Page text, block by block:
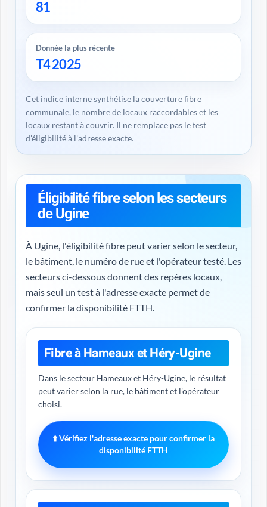
81
Donnée la plus récente
T4 2025
Cet indice interne synthétise la couverture fibre
communale, le nombre de locaux raccordables et les
locaux restant à couvrir. Il ne remplace pas le test
d'éligibilité à l'adresse exacte.
Éligibilité fibre selon les secteurs
de Ugine
À Ugine, l'éligibilité fibre peut varier selon le secteur,
le bâtiment, le numéro de rue et l'opérateur testé. Les
secteurs ci-dessous donnent des repères locaux,
mais seul un test à l'adresse exacte permet de
confirmer la disponibilité FTTH.
Fibre à Hameaux et Héry-Ugine
Dans le secteur Hameaux et Héry-Ugine, le résultat
peut varier selon la rue, le bâtiment et l'opérateur
choisi.
⬆️ Vérifiez l'adresse exacte pour confirmer la
disponibilité FTTH